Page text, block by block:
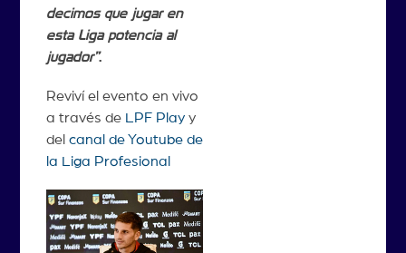
decimos que jugar en
esta Liga potencia al
jugador”.
Reviví el evento en vivo
a través de LPF Playy
del canal de Youtube de
la Liga Profesional